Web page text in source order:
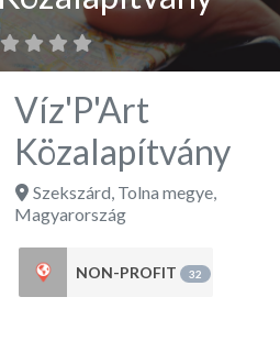
Víz'P'Art
Közalapítvány
Szekszárd, Tolna megye,
Magyarország
NON-PROFIT 32